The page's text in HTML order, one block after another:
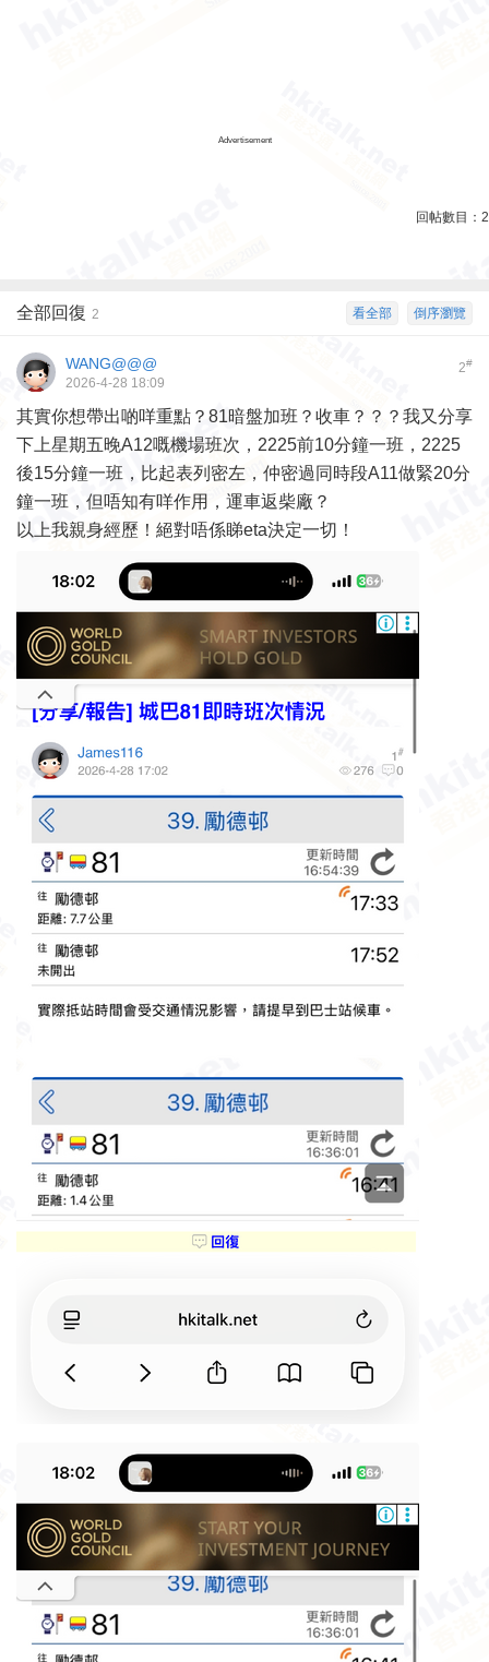
Advertisement
回帖數目： 2
倒序瀏覽
看全部
全部回復 2
2#
WANG@@@
2026-4-28 18:09
其實你想帶出啲咩重點？81暗盤加班？收車？？？我又分享
下上星期五晚A12嘅機場班次，2225前10分鐘一班，2225
後15分鐘一班，比起表列密左，仲密過同時段A11做緊20分
鐘一班，但唔知有咩作用，運車返柴廠？
以上我親身經歷！絕對唔係睇eta決定一切！